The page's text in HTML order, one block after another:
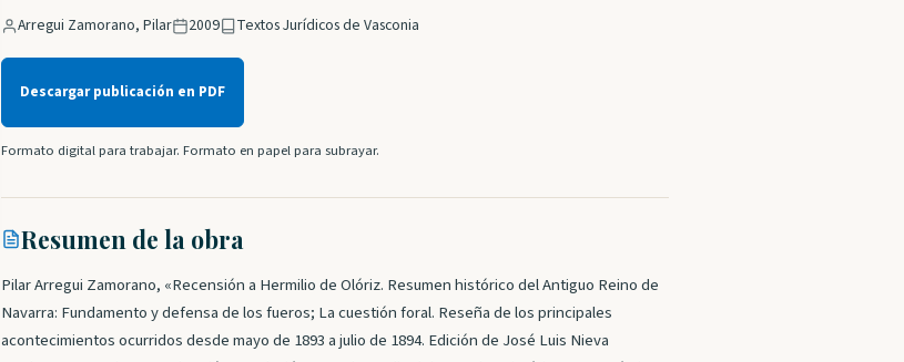
Arregui Zamorano, Pilar 2009 Textos Jurídicos de Vasconia
Descargar publicación en PDF
Formato digital para trabajar. Formato en papel para subrayar.
Resumen de la obra
Pilar Arregui Zamorano, «Recensión a Hermilio de Olóriz. Resumen histórico del Antiguo Reino de
Navarra: Fundamento y defensa de los fueros; La cuestión foral. Reseña de los principales
acontecimientos ocurridos desde mayo de 1893 a julio de 1894. Edición de José Luis Nieva